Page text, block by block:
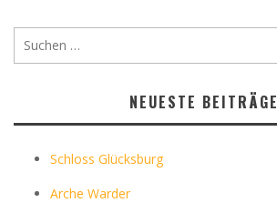
NEUESTE BEITRÄGE
Schloss Glücksburg
Arche Warder